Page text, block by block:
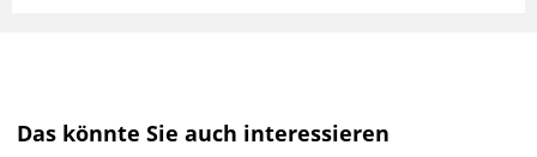
Das könnte Sie auch interessieren